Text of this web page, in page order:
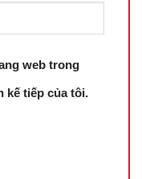
web trong
kế tiếp của tôi.